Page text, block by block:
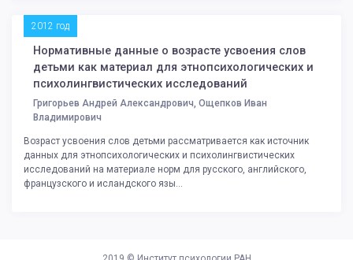
2012 год
Нормативные данные о возрасте усвоения слов
детьми как материал для этнопсихологических и
психолингвистических исследований
Григорьев Андрей Александрович, Ощепков Иван
Владимирович
Возраст усвоения слов детьми рассматривается как источник
данных для этнопсихологических и психолингвистических
исследований на материале норм для русского, английского,
французского и исландского язы...